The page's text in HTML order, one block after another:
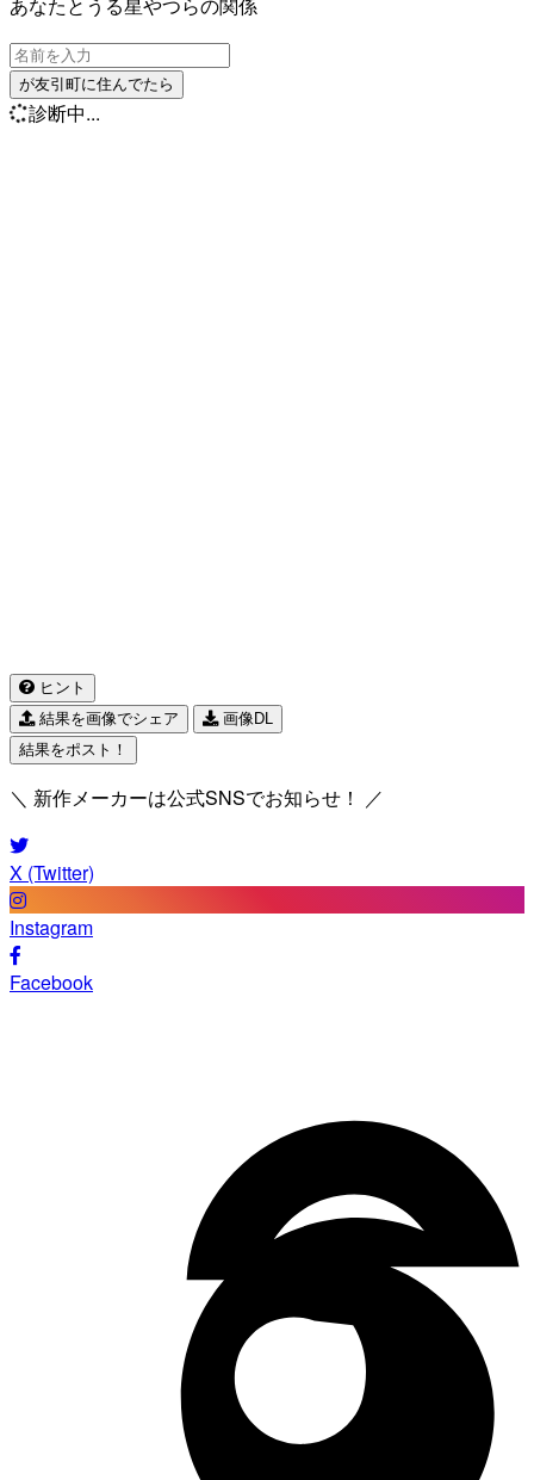
が友引町に住んでたら
診断中...
ヒント
結果を画像でシェア
画像DL
結果をポスト！
＼ 新作メーカーは公式SNSでお知らせ！ ／
X (Twitter)
Instagram
Facebook